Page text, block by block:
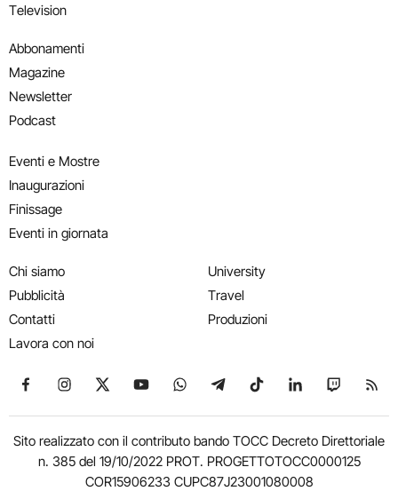
Television
Abbonamenti
Magazine
Newsletter
Podcast
Eventi e Mostre
Inaugurazioni
Finissage
Eventi in giornata
Chi siamo
Pubblicità
Contatti
Lavora con noi
University
Travel
Produzioni
Seguici su Facebook
Seguici su Instagram
Seguici su X
Seguici su YouTube
Seguici su WhatsApp
Seguici su Telegram
Seguici su TikTok
Seguici su
Seguici
Sito realizzato con il contributo bando TOCC Decreto Direttoriale
n. 385 del 19/10/2022 PROT. PROGETTOTOCC0000125
COR15906233 CUPC87J23001080008